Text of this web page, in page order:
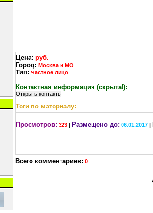
Цена: руб.
Город: Москва и МО
Тип: Частное лицо
Контактная информация (скрыта!):
Теги по материалу:
Просмотров: 323 | Размещено до: 06.01.2017 |
Всего комментариев: 0